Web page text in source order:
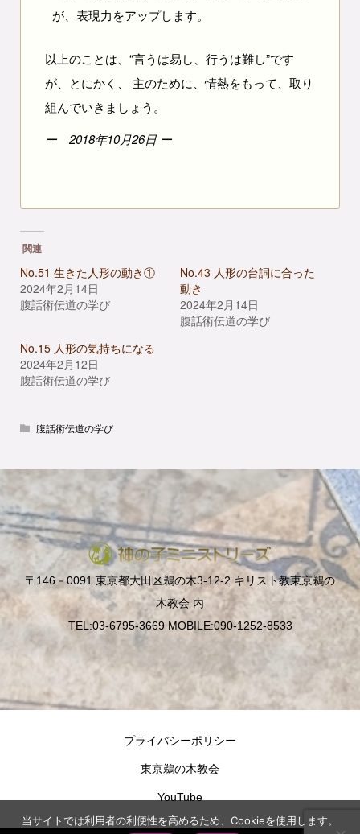
が、表現力をアップします。
以上のことは、“言うは易し、行うは難し”です
が、とにかく、 主のために、情熱をもって、取り
組んでいきましょう。
2018年10月26日
関連
No.51 生きた人形の動き①
2024年2月14日
腹話術伝道の学び
No.43 人形の台詞に合った
動き
2024年2月14日
腹話術伝道の学び
No.15 人形の気持ちになる
2024年2月12日
腹話術伝道の学び
腹話術伝道の学び
〒146－0091 東京都大田区鵜の木3-12-2 キリスト教東京鵜の
木教会 内
TEL:03-6795-3669 MOBILE:090-1252-8533
プライバシーポリシー
東京鵜の木教会
YouTube
当サイトでは利用者の利便性を高めるため、Cookieを使用します。